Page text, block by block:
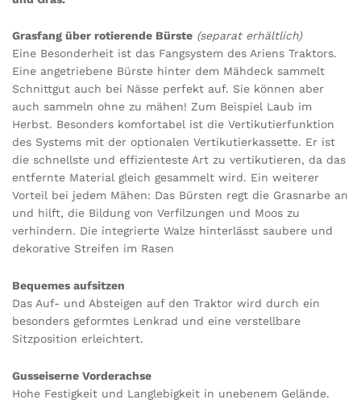
Grasfang über rotierende Bürste (separat erhältlich)
Eine Besonderheit ist das Fangsystem des Ariens Traktors.
Eine angetriebene Bürste hinter dem Mähdeck sammelt
Schnittgut auch bei Nässe perfekt auf. Sie können aber
auch sammeln ohne zu mähen! Zum Beispiel Laub im
Herbst. Besonders komfortabel ist die Vertikutierfunktion
des Systems mit der optionalen Vertikutierkassette. Er ist
die schnellste und effizienteste Art zu vertikutieren, da das
entfernte Material gleich gesammelt wird. Ein weiterer
Vorteil bei jedem Mähen: Das Bürsten regt die Grasnarbe an
und hilft, die Bildung von Verfilzungen und Moos zu
verhindern. Die integrierte Walze hinterlässt saubere und
dekorative Streifen im Rasen
Bequemes aufsitzen
Das Auf- und Absteigen auf den Traktor wird durch ein
besonders geformtes Lenkrad und eine verstellbare
Sitzposition erleichtert.
Gusseiserne Vorderachse
Hohe Festigkeit und Langlebigkeit in unebenem Gelände.